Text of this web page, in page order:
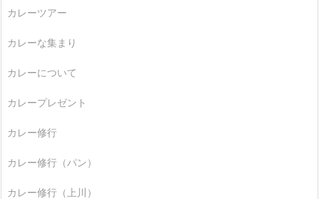
カレーツアー
カレーな集まり
カレーについて
カレープレゼント
カレー修行
カレー修行（パン）
カレー修行（上川）